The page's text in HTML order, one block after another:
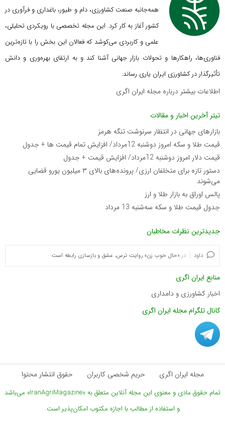
همه‌جانبه صنعت کشاورزی، دام و طیور، باغداری و فرآوری در
کشور آغاز به کار کرد. این مجله تخصصی با رویکردی تحلیلی،
علمی و کاربردی می‌کوشد که فعالان این بخش را با تازه‌ترین
فناوری‌ها، راهکارها و تحولات بازار جهانی آشنا کند و به ارتقای بهره‌وری و دانش
تأثیرگذار در کشاورزی ایران یاری رساند.
اطلاعات بیشتر درباره مجله ایران اگری
تیتر آخرین اخبار و مقالات
بازارهای جهانی در انتظار سرنوشت تنگه هرمز
قیمت طلا و سکه امروز دوشنبه 12مرداد/ افزایش تمام قیمت ها + جدول
قیمت دلار امروز دوشنبه 12مرداد/ افزایش قیمت + جدول
دستور تازه برای متخلفان ارزی/ پرونده‌های بالای ۳ میلیون یورو قضایی
می‌شوند
پالس اوراق به بازار طلا و ارز
جدول قیمت طلا و سکه سه‌شنبه 13 مرداد
جدیدترین نظرات مخاطبان
داود در «حال خوب زن» روایت ترس، عشق و بازسازی رابطه است
منابع ایران اگری
اخبار کشاورزی و دامداری
کانال تلگرام مجله ایران اگری
مجله ایران اگری حریم شخصی کاربران حقوق انتشار محتوا
تمام حقوق مادی و معنوی این مجله آنلاین متعلق به «IranAgriMagazine» می‌باشد
و استفاده از مطالب با اجازه مکتوب امکان‌پذیر است.